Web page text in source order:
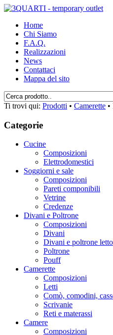
Home
Chi Siamo
F.A.Q.
Realizzazioni
News
Contattaci
Mappa del sito
Ti trovi qui: Prodotti • Camerette •
Categorie
Cucine
Composizioni
Elettrodomestici
Soggiorni e sale
Composizioni
Pareti componibili
Vetrine
Credenze
Divani e Poltrone
Composizioni
Divani
Divani e poltrone letto
Poltrone
Pouff
Camerette
Composizioni
Letti
Comò, comodini,
Scrivanie
Reti e materassi
Camere
Composizioni